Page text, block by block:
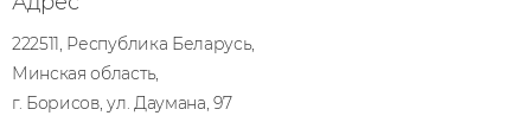
222511, Республика Беларусь,
Минская область,
г. Борисов, ул. Даумана, 97